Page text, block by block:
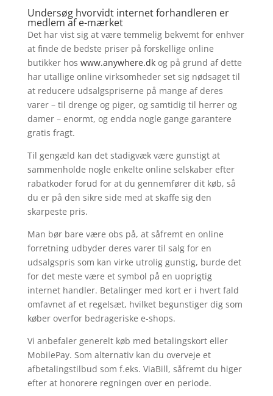
Undersøg hvorvidt internet forhandleren er
medlem af e-mærket
Det har vist sig at være temmelig bekvemt for enhver
at finde de bedste priser på forskellige online
butikker hos www.anywhere.dkog på grund af dette
har utallige online virksomheder set sig nødsaget til
at reducere udsalgspriserne på mange af deres
varer – til drenge og piger, og samtidig til herrer og
damer – enormt, og endda nogle gange garantere
gratis fragt.
Til gengæld kan det stadigvæk være gunstigt at
sammenholde nogle enkelte online selskaber efter
rabatkoder forud for at du gennemfører dit køb, så
du er på den sikre side med at skaffe sig den
skarpeste pris.
Man bør bare være obs på, at såfremt en online
forretning udbyder deres varer til salg for en
udsalgspris som kan virke utrolig gunstig, burde det
for det meste være et symbol på en uoprigtig
internet handler. Betalinger med kort er i hvert fald
omfavnet af et regelsæt, hvilket begunstiger dig som
køber overfor bedrageriske e-shops.
Vi anbefaler generelt køb med betalingskort eller
MobilePay. Som alternativ kan du overveje et
afbetalingstilbud som f.eks. ViaBill, såfremt du higer
efter at honorere regningen over en periode.